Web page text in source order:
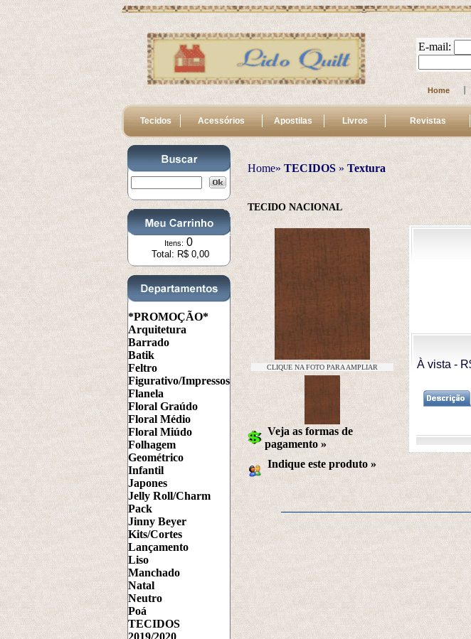
E-mail:
Home
Tecidos Acessórios Apostilas Livros Revistas
Itens: 0
Total: R$ 0,00
*PROMOÇÃO*
Arquitetura
Barrado
Batik
Feltro
Figurativo/Impressos
Flanela
Floral Graúdo
Floral Médio
Floral Miúdo
Folhagem
Geométrico
Infantil
Japones
Jelly Roll/Charm
Pack
Jinny Beyer
Kits/Cortes
Lançamento
Liso
Manchado
Natal
Neutro
Poá
TECIDOS
2019/2020
Home»TECIDOS » Textura
TECIDO NACIONAL
CLIQUE NA FOTO PARA AMPLIAR À vista -
Veja as formas de
pagamento »
Indique este produto »